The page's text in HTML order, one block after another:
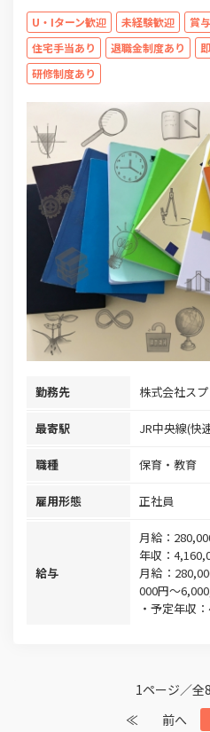
U・Iターン歓迎 未経験歓迎 賞
住宅手当あり
退職金制度あり
研修制度あり
勤務先 株式会社スプ
最寄駅 JR中央線(快
職種 保育・教育
雇用形態 正社員
給与
月給：
年収：
月給：
000円～
・予定年収
1ページ／全
≪
前へ